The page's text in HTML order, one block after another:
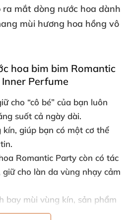
ra mắt dòng nước hoa dành
mùi hương hoa hồng vô
hoa bim bim Romantic
Perfume
cho “cô bé” của bạn luôn
suốt cả ngày dài.
kín, giúp bạn có một cơ thể
Romantic Party còn có tác
giữ cho làn da vùng nhạy cảm
bay mùi vùng kín, sản phẩm
nguy cơ viêm nhiễm phụ